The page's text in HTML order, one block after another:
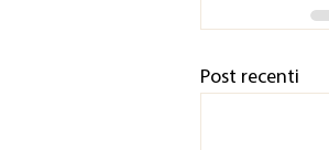
Post recenti